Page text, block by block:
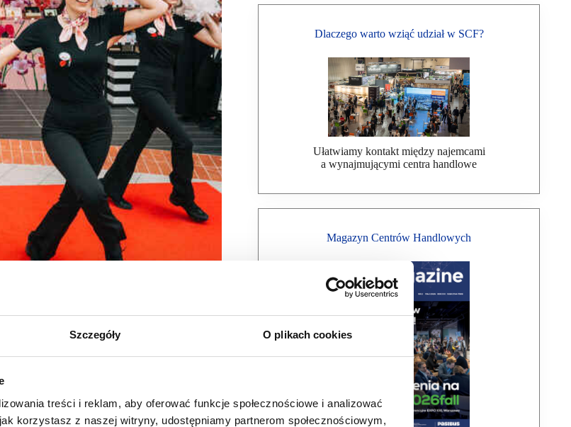
Szczegóły O plikach cookies
treści i reklam, aby oferować funkcje społecznościowe i analizować
korzystasz z naszej witryny, udostępniamy partnerom społecznościowym,
tym mieście. Nowootwarta Sephora
są na wyłączność w sieci
i pomoc w zakupach.
Dlaczego warto wziąć udział w SCF?
Ułatwiamy kontakt między najemcami
a wynajmującymi centra handlowe
Magazyn Centrów Handlowych